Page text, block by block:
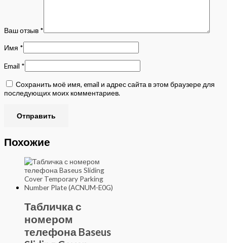
Ваш отзыв *
Имя *
Email *
Сохранить моё имя, email и адрес сайта в этом браузере для
последующих моих комментариев.
Похожие
Табличка с
номером
телефона Baseus